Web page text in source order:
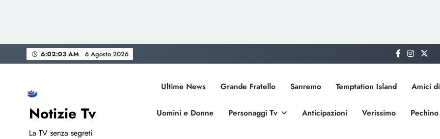
to
6:02:04 AM 6 Agosto 2026
Notizie Tv
La TV senza segreti
Ultime News Grande Fratello Sanremo Temptation Island Amici
Uomini e Donne Personaggi Tv Anticipazioni Verissimo